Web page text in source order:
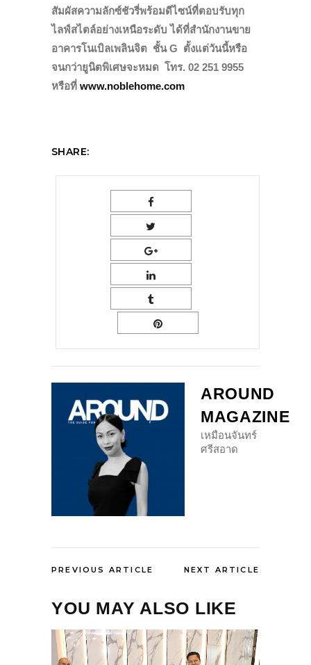
สัมผัสความลักซ์ชัวรี่พร้อมดีไซน์ที่ตอบรับทุก
ไลฟ์สไตล์อย่างเหนือระดับ ได้ที่สำนักงานขาย
อาคารโนเบิลเพลินจิต ชั้น G ตั้งแต่วันนี้หรือ
จนกว่ายูนิตพิเศษจะหมด โทร. 02 251 9955
หรือที่ www.noblehome.com
SHARE:
AROUND
MAGAZINE
เหมือนจันทร์
ศรีสอาด
PREVIOUS ARTICLE NEXT ARTICLE
YOU MAY ALSO LIKE